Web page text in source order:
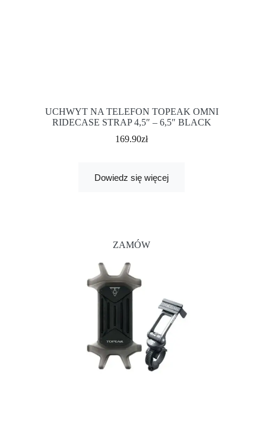
UCHWYT NA TELEFON TOPEAK OMNI
RIDECASE STRAP 4,5″ – 6,5″ BLACK
169.90zł
Dowiedz się więcej
ZAMÓW